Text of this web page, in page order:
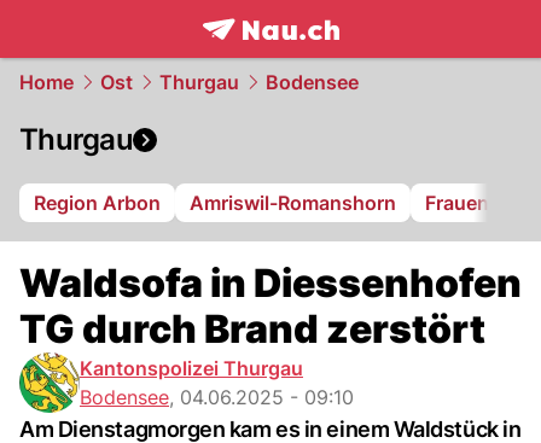
frontpage.NAU.ch
Home Ost Thurgau Bodensee
Thurgau
Region Arbon Amriswil-Romanshorn Frauenfeld
Waldsofa in Diessenhofen
TG durch Brand zerstört
Kantonspolizei Thurgau
Bodensee, 04.06.2025 - 09:10
Am Dienstagmorgen kam es in einem Waldstück in